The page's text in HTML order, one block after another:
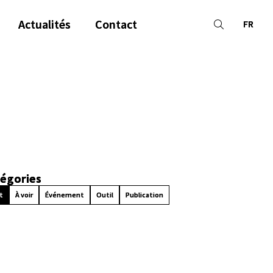
Actualités Contact FR
À voir Événement Outil Publication